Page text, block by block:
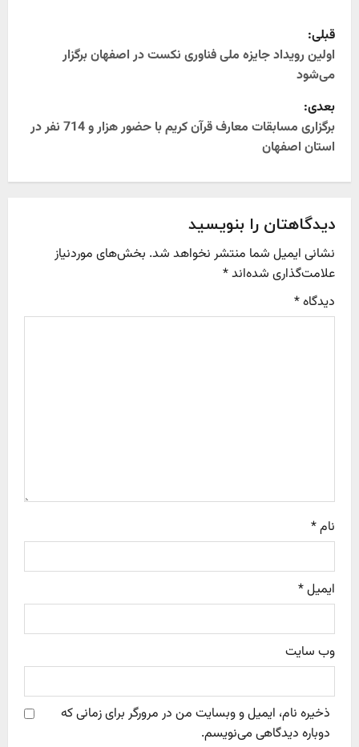
P
o
s
t
v
i
g
قبلی:
اولین رویداد جایزه ملی فناوری نکست در اصفهان برگزار
می‌شود
بعدی:
برگزاری مسابقات معارف قرآن کریم با حضور هزار و 714 نفر در
استان اصفهان
دیدگاهتان را بنویسید
نشانی ایمیل شما منتشر نخواهد شد. بخش‌های موردنیاز
علامت‌گذاری شده‌اند*
دیدگاه*
نام*
ایمیل*
وب‌ سایت
ذخیره نام، ایمیل و وبسایت من در مرورگر برای زمانی که
دوباره دیدگاهی می‌نویسم.